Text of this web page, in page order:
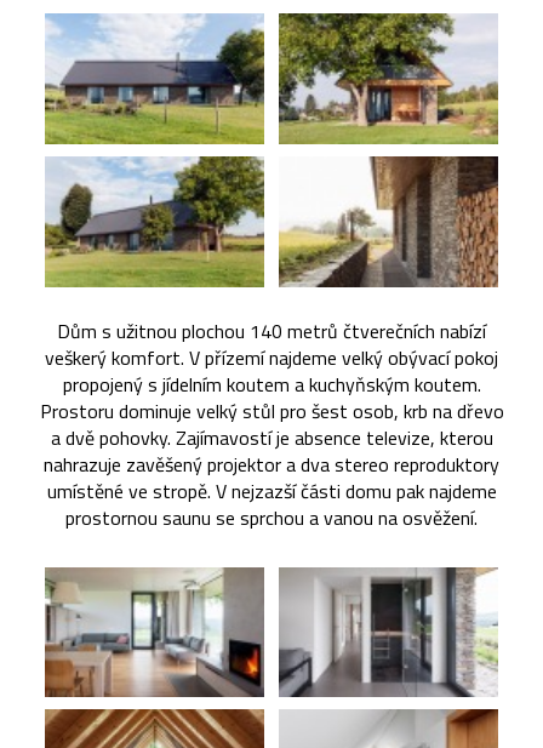
Dům s užitnou plochou 140 metrů čtverečních nabízí
veškerý komfort. V přízemí najdeme velký obývací pokoj
propojený s jídelním koutem a kuchyňským koutem.
Prostoru dominuje velký stůl pro šest osob, krb na dřevo
a dvě pohovky. Zajímavostí je absence televize, kterou
nahrazuje zavěšený projektor a dva stereo reproduktory
umístěné ve stropě. V nejzazší části domu pak najdeme
prostornou saunu se sprchou a vanou na osvěžení.